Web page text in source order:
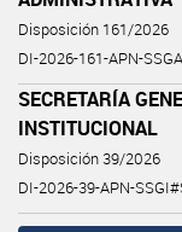
Disposición 161/2026
DI-2026-161-APN-
SECRETARÍA
INSTITUCIONAL
Disposición 39/2026
DI-2026-39-APN-